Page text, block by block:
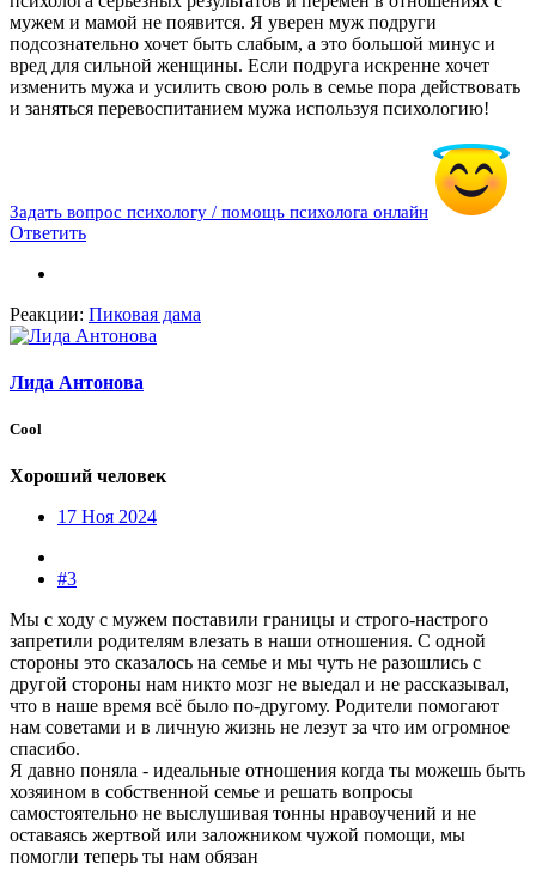
мужем и мамой не появится. Я уверен муж подруги
подсознательно хочет быть слабым, а это большой минус и
вред для сильной женщины. Если подруга искренне хочет
изменить мужа и усилить свою роль в семье пора действовать
и заняться перевоспитанием мужа используя психологию!
Задать вопрос психологу / помощь психолога онлайн
Ответить
Реакции: Пиковая дама
Лида Антонова
Cool
Хороший человек
17 Ноя 2024
#3
Мы с ходу с мужем поставили границы и строго-настрого
запретили родителям влезать в наши отношения. С одной
стороны это сказалось на семье и мы чуть не разошлись с
другой стороны нам никто мозг не выедал и не рассказывал,
что в наше время всё было по-другому. Родители помогают
нам советами и в личную жизнь не лезут за что им огромное
спасибо.
Я давно поняла - идеальные отношения когда ты можешь быть
хозяином в собственной семье и решать вопросы
самостоятельно не выслушивая тонны нравоучений и не
оставаясь жертвой или заложником чужой помощи, мы
помогли теперь ты нам обязан